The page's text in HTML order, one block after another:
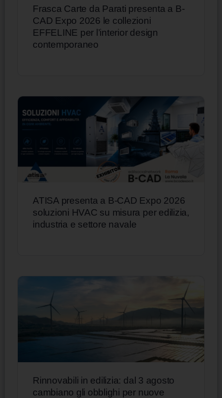
Frasca Carte da Parati presenta a B-
CAD Expo 2026 le collezioni
EFFELINE per l’interior design
contemporaneo
ATISA presenta a B-CAD Expo 2026
soluzioni HVAC su misura per edilizia,
industria e settore navale
Rinnovabili in edilizia: dal 3 agosto
cambiano gli obblighi per nuove